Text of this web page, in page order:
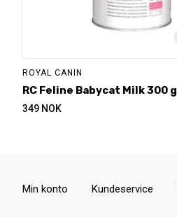
ROYAL CANIN
RC Feline Babycat Milk 300 g
349 NOK
Min konto Kundeservice